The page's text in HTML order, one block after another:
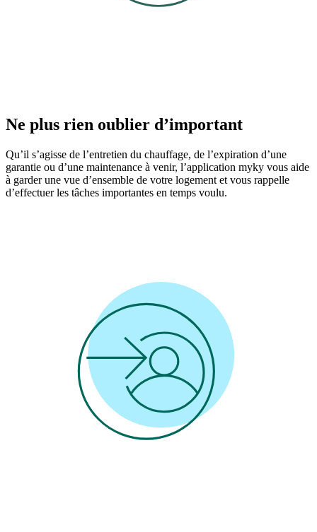
Ne plus rien oublier d’important
Qu’il s’agisse de l’entretien du chauffage, de l’expiration d’une
garantie ou d’une maintenance à venir, l’application myky vous aide
à garder une vue d’ensemble de votre logement et vous rappelle
d’effectuer les tâches importantes en temps voulu.